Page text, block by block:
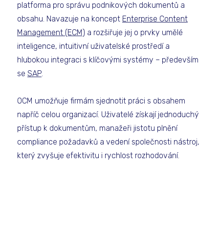
platforma pro správu podnikových dokumentů a
obsahu. Navazuje na koncept Enterprise Content
Management (ECM) a rozšiřuje jej o prvky umělé
inteligence, intuitivní uživatelské prostředí a
hlubokou integraci s klíčovými systémy – především
se SAP.
OCM umožňuje firmám sjednotit práci s obsahem
napříč celou organizací. Uživatelé získají jednoduchý
přístup k dokumentům, manažeři jistotu plnění
compliance požadavků a vedení společnosti nástroj,
který zvyšuje efektivitu i rychlost rozhodování.